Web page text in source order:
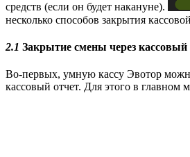
средств (если он будет накануне).
несколько способов закрытия
2.1 Закрытие смены через кассовый
Во-первых, умную кассу Эвотор
кассовый отчет. Для этого в главном